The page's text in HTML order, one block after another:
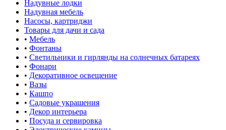
Надувные лодки
Надувная мебель
Насосы, картриджи
Товары для дачи и сада
• Мебель
• Фонтаны
• Светильники и гирлянды на солнечных батареях
• Фонари
• Декоративное освещение
• Вазы
• Кашпо
• Садовые украшения
• Декор интерьера
• Посуда и сервировка